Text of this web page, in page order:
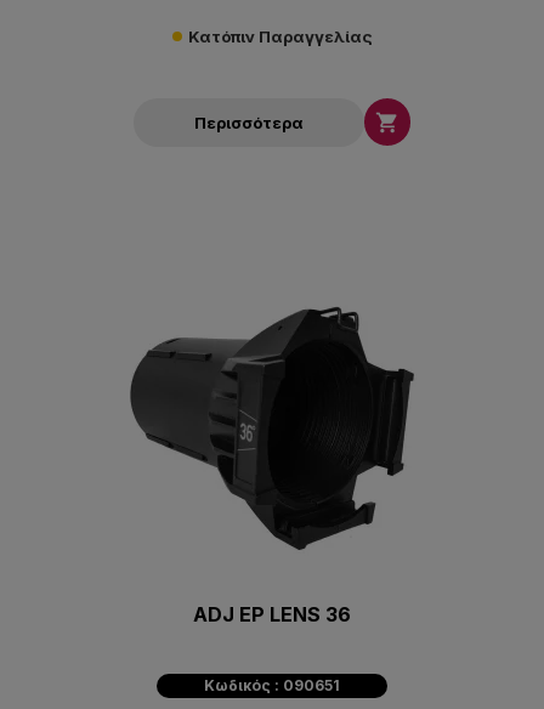
Κατόπιν Παραγγελίας
Περισσότερα 
ADJ EP LENS 36
Κωδικός : 090651